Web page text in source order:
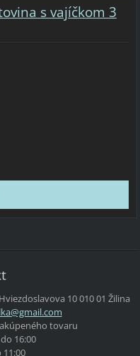
s vajíčkom 3
Hviezdoslavova 10010 01 Žilina
lka@gmail.com
tovaru
16:00
11:00